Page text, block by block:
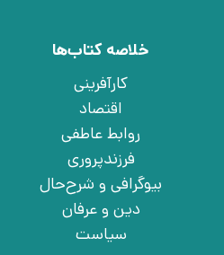
خلاصه کتاب‌ها
کارآفرینی
اقتصاد
روابط عاطفی
فرزندپروری
بیوگرافی و شرح‌حال
دین و عرفان
سیاست